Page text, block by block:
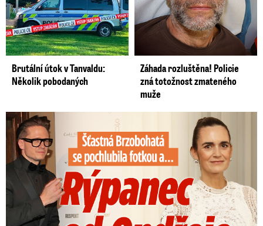
Brutální útok v Tanvaldu:
Několik pobodaných
Záhada rozluštěna! Policie
zná totožnost zmateného
muže
Šťastná Brzobohatá se pochlubila fotkou: Rýpanec od Ondřeje